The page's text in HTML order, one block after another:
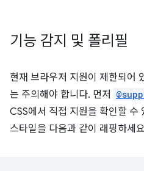
기능 감지 및 폴리필
현재 브라우저 지원이 제한되어
는 주의해야 합니다. 먼저
CSS에서 직접 지원을 확인할 수
스타일을 다음과 같이 래핑하세